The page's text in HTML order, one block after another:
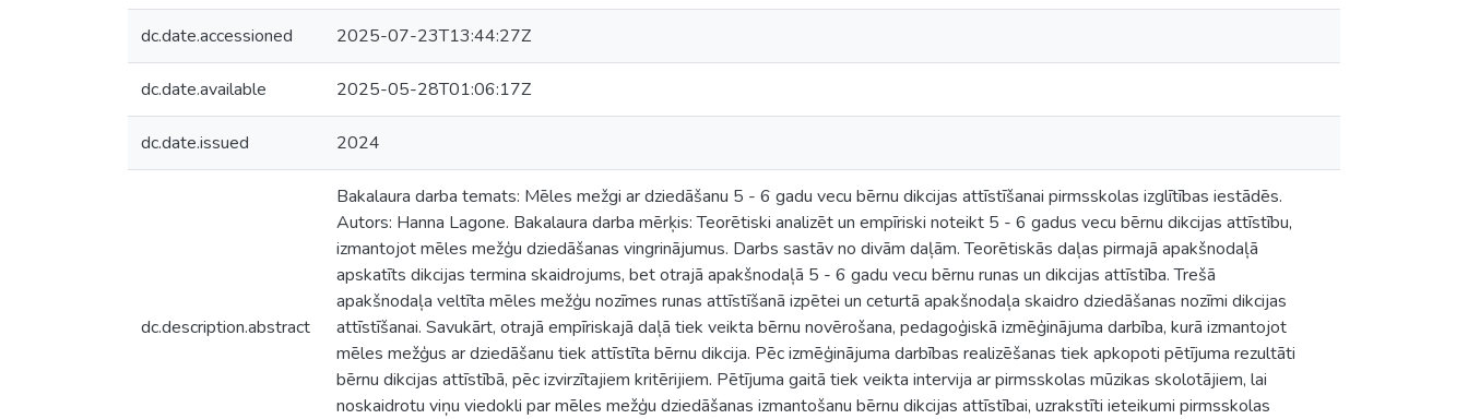
dc.date.accessioned 2025-07-23T13:44:27Z
dc.date.available 2025-05-28T01:06:17Z
dc.date.issued 2024
dc.description.abstract
Bakalaura darba temats: Mēles mežgi ar dziedāšanu 5 - 6 gadu vecu bērnu dikcijas attīstīšanai pirmsskolas izglītības iestādēs.
Autors: Hanna Lagone. Bakalaura darba mērķis: Teorētiski analizēt un empīriski noteikt 5 - 6 gadus vecu bērnu dikcijas attīstību,
izmantojot mēles mežģu dziedāšanas vingrinājumus. Darbs sastāv no divām daļām. Teorētiskās daļas pirmajā apakšnodaļā
apskatīts dikcijas termina skaidrojums, bet otrajā apakšnodaļā 5 - 6 gadu vecu bērnu runas un dikcijas attīstība. Trešā
apakšnodaļa veltīta mēles mežģu nozīmes runas attīstīšanā izpētei un ceturtā apakšnodaļa skaidro dziedāšanas nozīmi dikcijas
attīstīšanai. Savukārt, otrajā empīriskajā daļā tiek veikta bērnu novērošana, pedagoģiskā izmēģinājuma darbība, kurā izmantojot
mēles mežģus ar dziedāšanu tiek attīstīta bērnu dikcija. Pēc izmēģinājuma darbības realizēšanas tiek apkopoti pētījuma rezultāti
bērnu dikcijas attīstībā, pēc izvirzītajiem kritērijiem. Pētījuma gaitā tiek veikta intervija ar pirmsskolas mūzikas skolotājiem, lai
noskaidrotu viņu viedokli par mēles mežģu dziedāšanas izmantošanu bērnu dikcijas attīstībai, uzrakstīti ieteikumi pirmsskolas